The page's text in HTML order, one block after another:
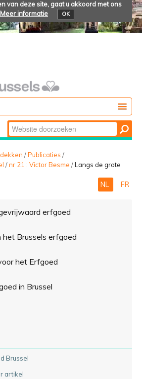
van deze site, gaat u akkoord met ons
Meer informatie OK
Zoek
Geavanceerd
zoeken...
/Publicaties /
/nr 21 : Victor Besme /Langs de grote
NL FR
erfgoed
Brussels erfgoed
het Erfgoed
in Brussel
Brussel
artikel